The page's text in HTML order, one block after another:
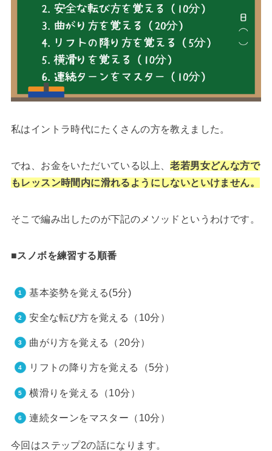
私はイントラ時代にたくさんの方を教えました。
でね、お金をいただいている以上、老若男女どんな方で
もレッスン時間内に滑れるようにしないといけません。
そこで編み出したのが下記のメソッドというわけです。
■スノボを練習する順番
基本姿勢を覚える(5分)
安全な転び方を覚える（10分）
曲がり方を覚える（20分）
リフトの降り方を覚える（5分）
横滑りを覚える（10分）
連続ターンをマスター（10分）
今回はステップ2の話になります。